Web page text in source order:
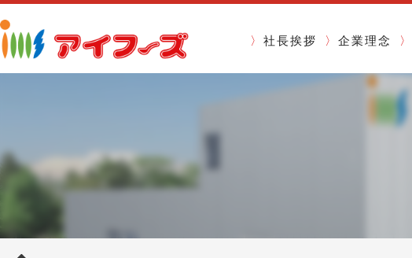
社長挨拶 企業理念